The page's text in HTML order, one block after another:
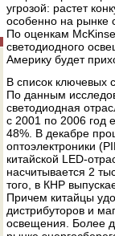
угрозой: растет
особенно на рынке
По оценкам
светодиодного
Америку будет
В список ключевых
По данным
светодиодная
с 2001 по 2006 год
48%. В декабре
оптоэлектроники
китайской LED-
насчитывается 2
того, в КНР
Причем китайцы
дистрибуторов и
освещения. Более